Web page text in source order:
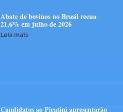
Abate de bovinos no Brasil recua
21,6% em julho de 2026
Leia mais
Candidatos ao Piratini apresentarão